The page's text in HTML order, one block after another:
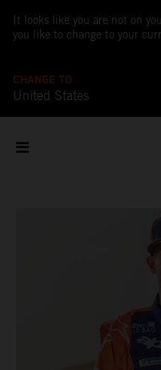
It looks like you are not on
you like to change to your
CHANGE TO
United States